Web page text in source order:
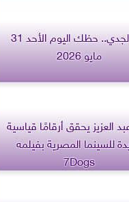
برج الجدي.. حظك اليوم الأحد 31
مايو 2026
العزيز يحقق أرقامًا قياسية
للسينما المصرية بفيلمه
7Dogs